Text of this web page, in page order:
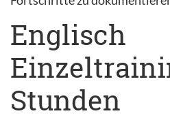
Englisch
Stunden